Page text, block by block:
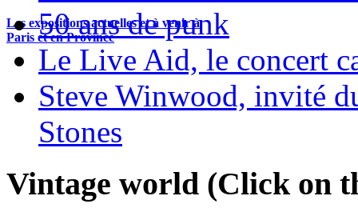
Les expositions actuelles et à venir à
Paris et en Province
50 ans de punk
Le Live Aid, le concert
Steve Winwood, invité
Stones
Vintage world (Click on